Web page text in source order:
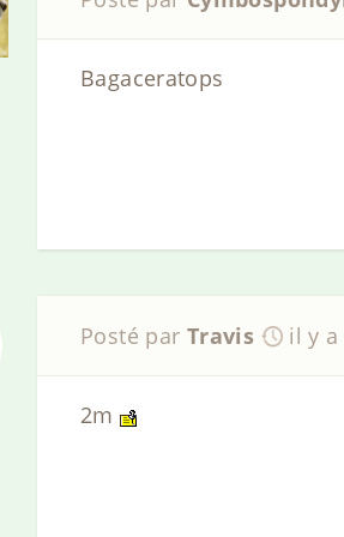
Bagaceratops
Posté par Travis il y a
2m